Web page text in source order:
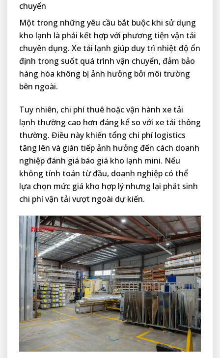
chuyển
Một trong những yêu cầu bắt buộc khi sử dụng
kho lạnh là phải kết hợp với phương tiện vận tải
chuyên dụng. Xe tải lạnh giúp duy trì nhiệt độ ổn
định trong suốt quá trình vận chuyển, đảm bảo
hàng hóa không bị ảnh hưởng bởi môi trường
bên ngoài.
Tuy nhiên, chi phí thuê hoặc vận hành xe tải
lạnh thường cao hơn đáng kể so với xe tải thông
thường. Điều này khiến tổng chi phí logistics
tăng lên và gián tiếp ảnh hưởng đến cách doanh
nghiệp đánh giá báo giá kho lạnh mini. Nếu
không tính toán từ đầu, doanh nghiệp có thể
lựa chọn mức giá kho hợp lý nhưng lại phát sinh
chi phí vận tải vượt ngoài dự kiến.